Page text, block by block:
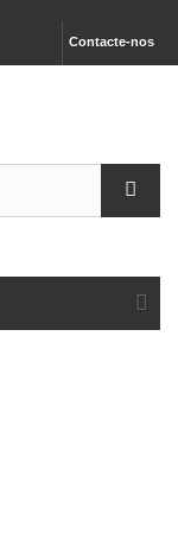
Contacte-nos